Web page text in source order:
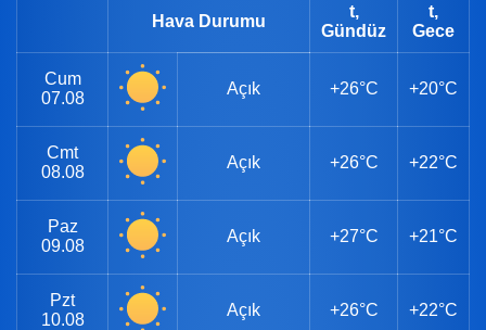
Hava Durumu
t,
Gündüz
t,
Gece
Cum
07.08
Açık +26°C +20°C
Cmt
08.08
Açık +26°C +22°C
Paz
09.08
Açık +27°C +21°C
Pzt
10.08
Açık +26°C +22°C